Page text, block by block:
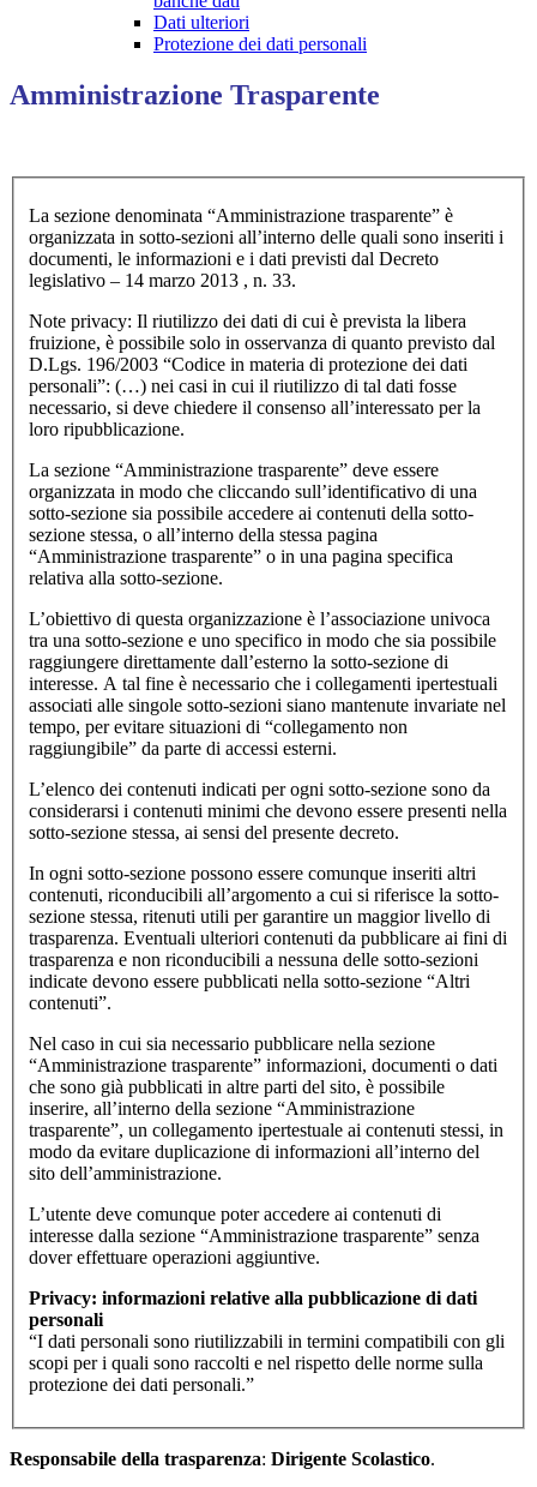
Dati ulteriori
Protezione dei dati personali
Amministrazione Trasparente
La sezione denominata “Amministrazione trasparente” è
organizzata in sotto-sezioni all’interno delle quali sono inseriti i
documenti, le informazioni e i dati previsti dal Decreto
legislativo – 14 marzo 2013 , n. 33.
Note privacy: Il riutilizzo dei dati di cui è prevista la libera
fruizione, è possibile solo in osservanza di quanto previsto dal
D.Lgs. 196/2003 “Codice in materia di protezione dei dati
personali”: (…) nei casi in cui il riutilizzo di tal dati fosse
necessario, si deve chiedere il consenso all’interessato per la
loro ripubblicazione.
La sezione “Amministrazione trasparente” deve essere
organizzata in modo che cliccando sull’identificativo di una
sotto-sezione sia possibile accedere ai contenuti della sotto-
sezione stessa, o all’interno della stessa pagina
“Amministrazione trasparente” o in una pagina specifica
relativa alla sotto-sezione.
L’obiettivo di questa organizzazione è l’associazione univoca
tra una sotto-sezione e uno specifico in modo che sia possibile
raggiungere direttamente dall’esterno la sotto-sezione di
interesse. A tal fine è necessario che i collegamenti ipertestuali
associati alle singole sotto-sezioni siano mantenute invariate nel
tempo, per evitare situazioni di “collegamento non
raggiungibile” da parte di accessi esterni.
L’elenco dei contenuti indicati per ogni sotto-sezione sono da
considerarsi i contenuti minimi che devono essere presenti nella
sotto-sezione stessa, ai sensi del presente decreto.
In ogni sotto-sezione possono essere comunque inseriti altri
contenuti, riconducibili all’argomento a cui si riferisce la sotto-
sezione stessa, ritenuti utili per garantire un maggior livello di
trasparenza. Eventuali ulteriori contenuti da pubblicare ai fini di
trasparenza e non riconducibili a nessuna delle sotto-sezioni
indicate devono essere pubblicati nella sotto-sezione “Altri
contenuti”.
Nel caso in cui sia necessario pubblicare nella sezione
“Amministrazione trasparente” informazioni, documenti o dati
che sono già pubblicati in altre parti del sito, è possibile
inserire, all’interno della sezione “Amministrazione
trasparente”, un collegamento ipertestuale ai contenuti stessi, in
modo da evitare duplicazione di informazioni all’interno del
sito dell’amministrazione.
L’utente deve comunque poter accedere ai contenuti di
interesse dalla sezione “Amministrazione trasparente” senza
dover effettuare operazioni aggiuntive.
Privacy: informazioni relative alla pubblicazione di dati
personali
“I dati personali sono riutilizzabili in termini compatibili con gli
scopi per i quali sono raccolti e nel rispetto delle norme sulla
protezione dei dati personali.”
Responsabile della trasparenza: Dirigente Scolastico.